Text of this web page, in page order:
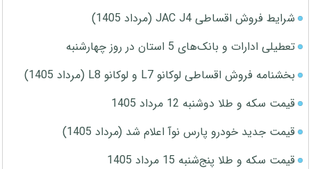
شرایط فروش اقساطی JAC J4 (مرداد 1405)
تعطیلی ادارات و بانک‌های 5 استان در روز چهارشنبه
بخشنامه فروش اقساطی لوکانو L7 و لوکانو L8 (مرداد 1405)
قیمت سکه و طلا دوشنبه 12 مرداد 1405
قیمت جدید خودرو پارس نوآ اعلام شد (مرداد 1405)
قیمت سکه و طلا پنج‌شنبه 15 مرداد 1405